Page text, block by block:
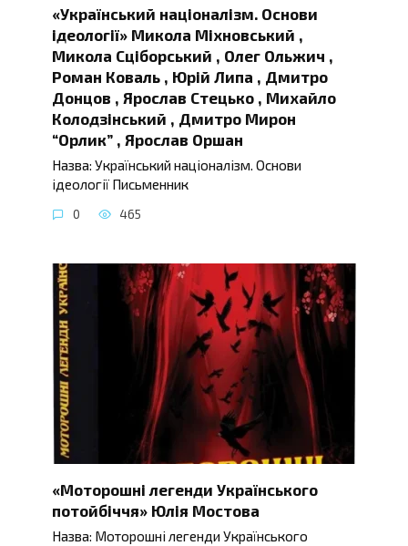
«Український націоналізм. Основи
ідеології» Микола Міхновський ,
Микола Сціборський , Олег Ольжич ,
Роман Коваль , Юрій Липа , Дмитро
Донцов , Ярослав Стецько , Михайло
Колодзінський , Дмитро Мирон
“Орлик” , Ярослав Оршан
Назва: Український націоналізм. Основи
ідеології Письменник
0 465
«Моторошні легенди Українського
потойбіччя» Юлія Мостова
Назва: Моторошні легенди Українського